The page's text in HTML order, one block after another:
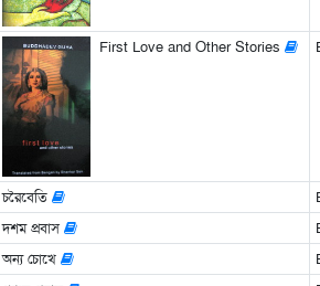
First Love and Other Stories
চরৈবেতি
দশম প্রবাস
অন্য চোখে